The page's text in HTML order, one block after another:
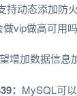
持动态添加防
vip做高可用吗
增加数据信息
： MySQL可